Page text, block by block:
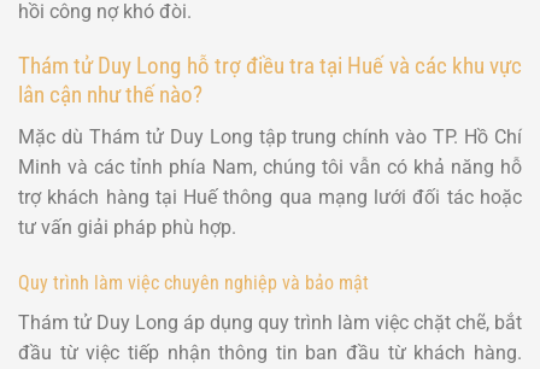
hồi công nợ khó đòi.
Thám tử Duy Long hỗ trợ điều tra tại Huế và các khu vực
lân cận như thế nào?
Mặc dù Thám tử Duy Long tập trung chính vào TP. Hồ Chí
Minh và các tỉnh phía Nam, chúng tôi vẫn có khả năng hỗ
trợ khách hàng tại Huế thông qua mạng lưới đối tác hoặc
tư vấn giải pháp phù hợp.
Quy trình làm việc chuyên nghiệp và bảo mật
Thám tử Duy Long áp dụng quy trình làm việc chặt chẽ, bắt
đầu từ việc tiếp nhận thông tin ban đầu từ khách hàng.